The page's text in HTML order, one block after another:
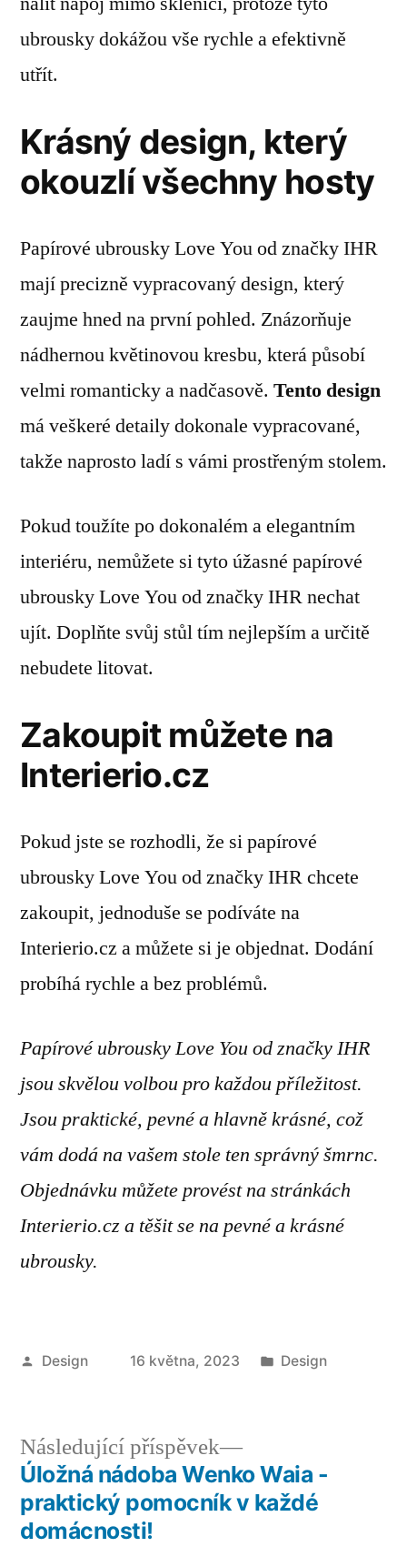
ubrousky dokážou vše rychle a efektivně
utřít.
Krásný design, který
okouzlí všechny hosty
Papírové ubrousky Love You od značky IHR
mají precizně vypracovaný design, který
zaujme hned na první pohled. Znázorňuje
nádhernou květinovou kresbu, která působí
velmi romanticky a nadčasově. Tento design
má veškeré detaily dokonale vypracované,
takže naprosto ladí s vámi prostřeným stolem.
Pokud toužíte po dokonalém a elegantním
interiéru, nemůžete si tyto úžasné papírové
ubrousky Love You od značky IHR nechat
ujít. Doplňte svůj stůl tím nejlepším a určitě
nebudete litovat.
Zakoupit můžete na
Interierio.cz
Pokud jste se rozhodli, že si papírové
ubrousky Love You od značky IHR chcete
zakoupit, jednoduše se podíváte na
Interierio.cz a můžete si je objednat. Dodání
probíhá rychle a bez problémů.
Papírové ubrousky Love You od značky IHR
jsou skvělou volbou pro každou příležitost.
Jsou praktické, pevné a hlavně krásné, což
vám dodá na vašem stole ten správný šmrnc.
Objednávku můžete provést na stránkách
Interierio.cz a těšit se na pevné a krásné
ubrousky.
Autor
Design 16 května, 2023
Publikováno
Design
Navigace
pro
Následující příspěvek
Následující
příspěvek:
Úložná nádoba Wenko Waia -
praktický pomocník v každé
domácnosti!